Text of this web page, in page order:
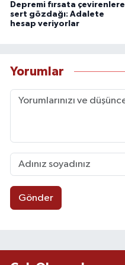
Depremi fırsata çevirenlere
sert gözdağı: Adalete
hesap veriyorlar
Yorumlar
Gönder